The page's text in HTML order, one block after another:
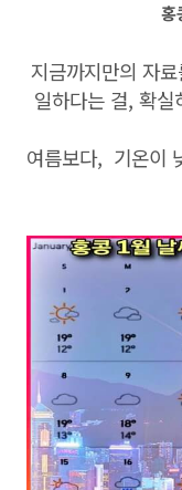
홍
지금까지만의 자
일하다는 걸, 확
여름보다, 기온이